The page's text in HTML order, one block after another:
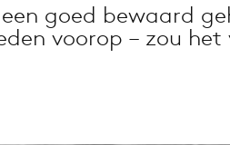
goed bewaard
voorop – zou